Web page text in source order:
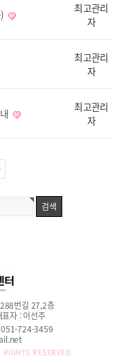
최고관리
자
최고관리
자
최고관리
자
번길 27,2층
표자 :이선주
051-724-3459
RIGHTS RESERVED.